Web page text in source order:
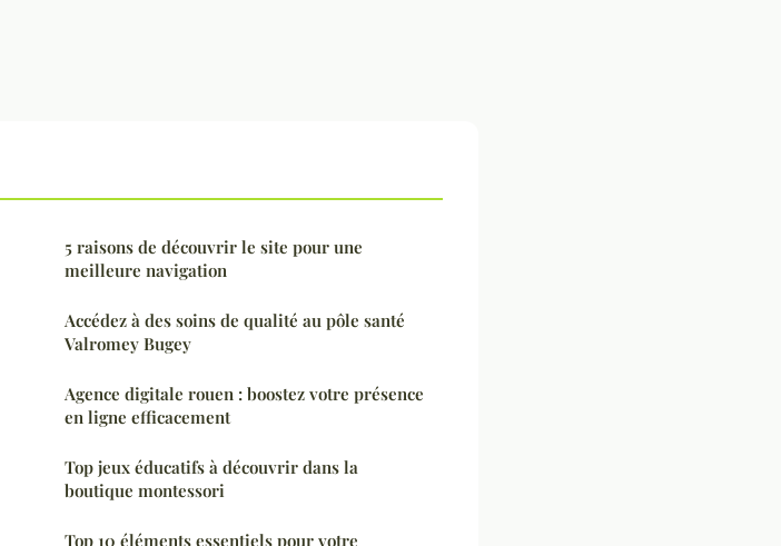
5 raisons de découvrir le site pour une
meilleure navigation
Accédez à des soins de qualité au pôle santé
Valromey Bugey
Agence digitale rouen : boostez votre présence
en ligne efficacement
Top jeux éducatifs à découvrir dans la
boutique montessori
Top 10 éléments essentiels pour votre